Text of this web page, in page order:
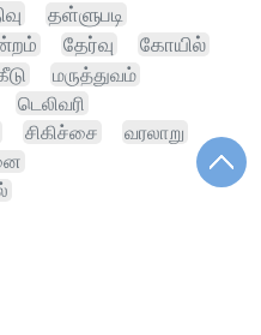
தள்ளுபடி
தேர்வு
கோயில்
மருத்துவம்
டெலிவரி
சிகிச்சை வரலாறு